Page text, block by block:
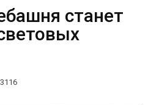
станет
3116